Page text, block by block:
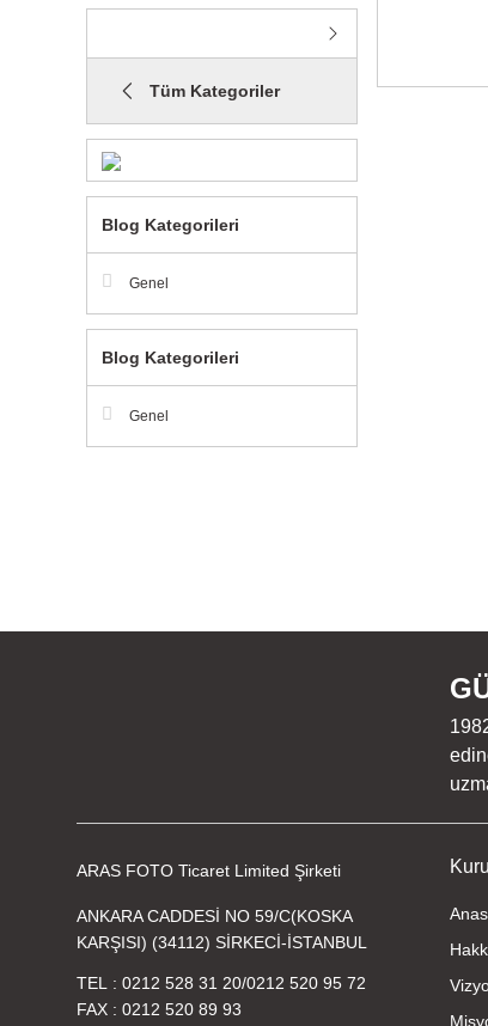
Tüm Kategoriler
Blog Kategorileri
Genel
Blog Kategorileri
Genel
ARAS FOTO Ticaret Limited Şirketi
ANKARA CADDESİ NO 59/C(KOSKA
KARŞISI) (34112) SİRKECİ-İSTANBUL
TEL 0212 528 31 20/0212 520 95 72
FAX
0212 520 89 93